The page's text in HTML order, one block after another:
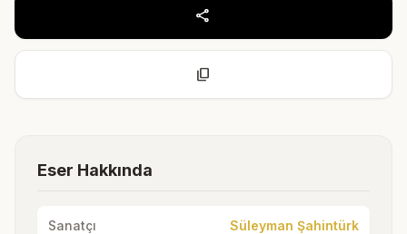
share
content_copy
Eser Hakkında
Sanatçı Süleyman Şahintürk